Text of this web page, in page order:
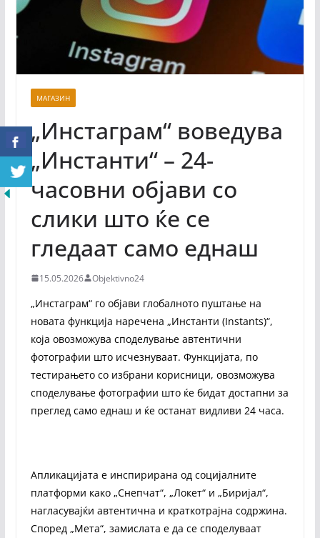
МАГАЗИН
„Инстаграм“ воведува
„Инстанти“ – 24-
часовни објави со
слики што ќе се
гледаат само еднаш
15.05.2026 Objektivno24
„Инстаграм“ го објави глобалното пуштање на
новата функција наречена „Инстанти (Instants)“,
која овозможува споделување автентични
фотографии што исчезнуваат. Функцијата, по
тестирањето со избрани корисници, овозможува
споделување фотографии што ќе бидат достапни за
преглед само еднаш и ќе останат видливи 24 часа.
Апликацијата е инспирирана од социјалните
платформи како „Снепчат“, „Локет“ и „Биријал“,
нагласувајќи автентична и краткотрајна содржина.
Според „Мета“, замислата е да се споделуваат